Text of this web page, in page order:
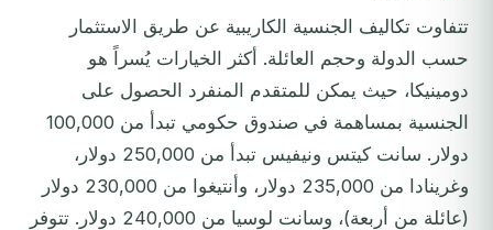
تتفاوت تكاليف الجنسية الكاريبية عن طريق الاستثمار
حسب الدولة وحجم العائلة. أكثر الخيارات يُسراً هو
دومينيكا، حيث يمكن للمتقدم المنفرد الحصول على
الجنسية بمساهمة في صندوق حكومي تبدأ من 100,000
دولار. سانت كيتس ونيفيس تبدأ من 250,000 دولار،
وغرينادا من 235,000 دولار، وأنتيغوا من 230,000 دولار
(عائلة من أربعة)، وسانت لوسيا من 240,000 دولار. تتوفر